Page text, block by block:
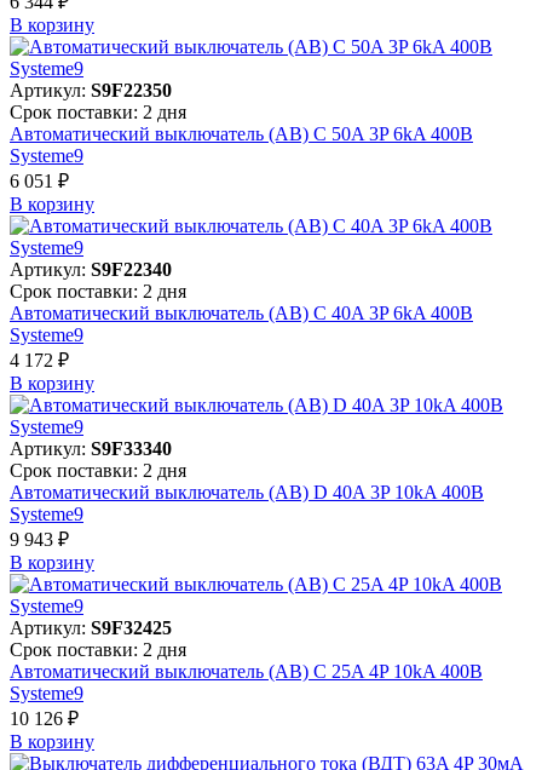
В корзинy
Артикул: S9F22350
Срок поставки: 2 дня
Автоматический выключатель (АВ) C 50A 3P 6kA 400В
Systeme9
6 051 ₽
В корзинy
Артикул: S9F22340
Срок поставки: 2 дня
Автоматический выключатель (АВ) C 40A 3P 6kA 400В
Systeme9
4 172 ₽
В корзинy
Артикул: S9F33340
Срок поставки: 2 дня
Автоматический выключатель (АВ) D 40A 3P 10kA 400В
Systeme9
9 943 ₽
В корзинy
Артикул: S9F32425
Срок поставки: 2 дня
Автоматический выключатель (АВ) C 25A 4P 10kA 400В
Systeme9
10 126 ₽
В корзинy